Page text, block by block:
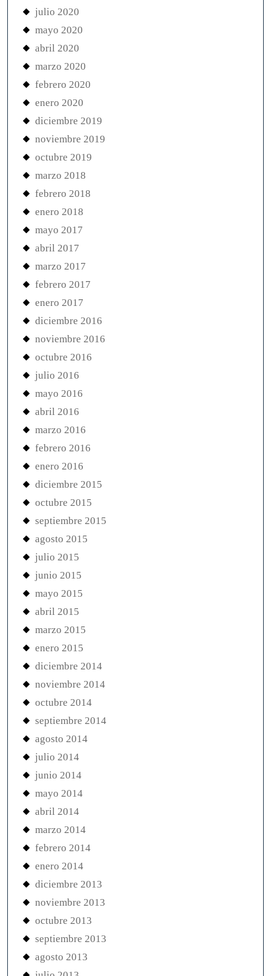
julio 2020
mayo 2020
abril 2020
marzo 2020
febrero 2020
enero 2020
diciembre 2019
noviembre 2019
octubre 2019
marzo 2018
febrero 2018
enero 2018
mayo 2017
abril 2017
marzo 2017
febrero 2017
enero 2017
diciembre 2016
noviembre 2016
octubre 2016
julio 2016
mayo 2016
abril 2016
marzo 2016
febrero 2016
enero 2016
diciembre 2015
octubre 2015
septiembre 2015
agosto 2015
julio 2015
junio 2015
mayo 2015
abril 2015
marzo 2015
enero 2015
diciembre 2014
noviembre 2014
octubre 2014
septiembre 2014
agosto 2014
julio 2014
junio 2014
mayo 2014
abril 2014
marzo 2014
febrero 2014
enero 2014
diciembre 2013
noviembre 2013
octubre 2013
septiembre 2013
agosto 2013